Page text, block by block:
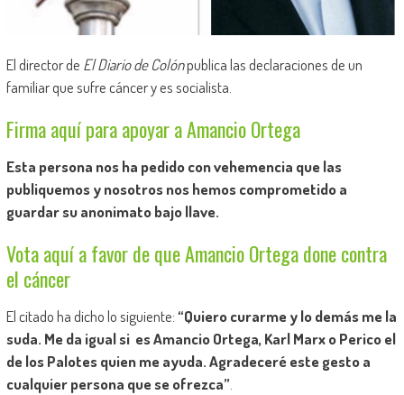
El director de El Diario de Colónpublica las declaraciones de un
familiar que sufre cáncer y es socialista.
Firma aquí para apoyar a Amancio Ortega
Esta persona nos ha pedido con vehemencia que las
publiquemos y nosotros nos hemos comprometido a
guardar su anonimato bajo llave.
Vota aquí a favor de que Amancio Ortega done contra
el cáncer
El citado ha dicho lo siguiente:“Quiero curarme y lo demás me la
suda. Me da igual si es Amancio Ortega, Karl Marx o Perico el
de los Palotes quien me ayuda. Agradeceré este gesto a
cualquier persona que se ofrezca”.